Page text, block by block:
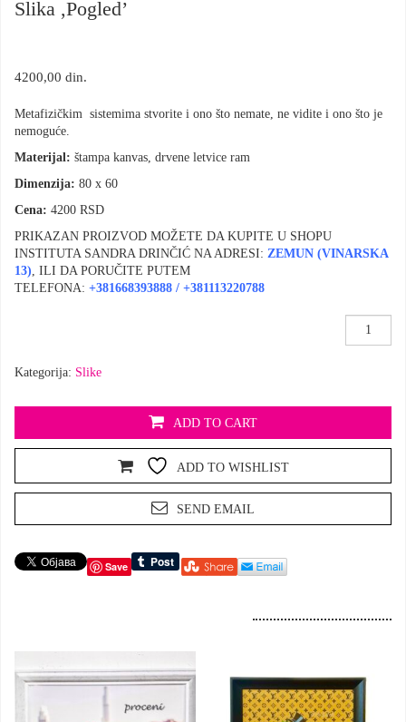
Slika ,Pogled’
4200,00 din.
Metafizičkim sistemima stvorite i ono što nemate, ne vidite i ono što je
nemoguće.
Materijal: štampa kanvas, drvene letvice ram
Dimenzija: 80 x 60
Cena: 4200 RSD
PRIKAZAN PROIZVOD MOŽETE DA KUPITE U SHOPU
INSTITUTA SANDRA DRINČIĆ NA ADRESI: ZEMUN (VINARSKA
13) , ILI DA PORUČITE PUTEM
TELEFONA: +381668393888 / +381113220788
Slika
Kategorija: Slike
ADD TO CART
ADD TO WISHLIST
SEND EMAIL
Save